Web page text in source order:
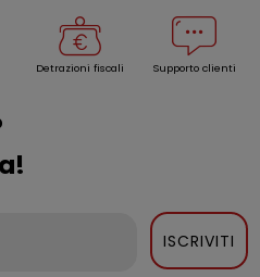
Detrazioni fiscali Supporto clienti
ISCRIVITI